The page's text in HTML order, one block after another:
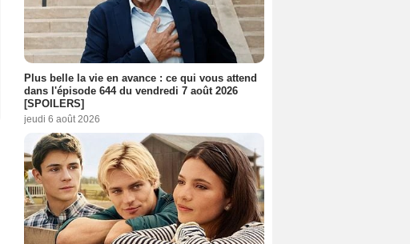
Plus belle la vie en avance : ce qui vous attend
dans l'épisode 644 du vendredi 7 août 2026
[SPOILERS]
jeudi 6 août 2026